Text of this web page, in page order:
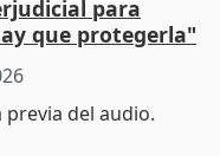
para
que protegerla"